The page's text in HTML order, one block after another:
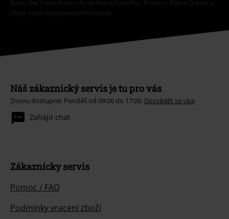
Ärzte, Die Toten Hosen, Feine Sahne Fischfilet, Broilers, Böhse Onkelz a
zboží, jehož koupí podpoříte nadaci.
Náš zákaznický servis je tu pro vás
Znovu dostupné: Pondělí od 09:00 do 17:00. Dozvědět se více
Zahájit chat
Zákaznícky servis
Pomoc / FAQ
Podmínky vracení zboží